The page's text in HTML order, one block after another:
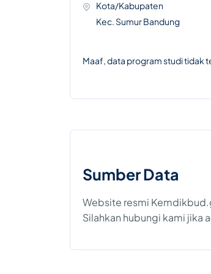
Kota/Kabupaten
Kec. Sumur Bandung
Maaf, data program studi tidak
Sumber Data
Website resmi
Silahkan hubungi kami jika